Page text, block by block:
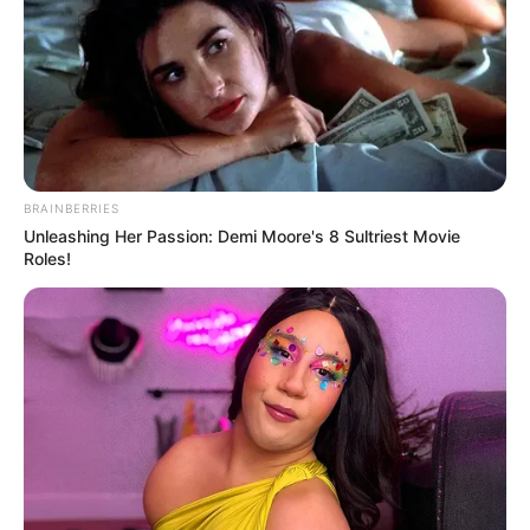
Κατανοούμε όλοι πως η επικοινωνία μέσα στη
μέρα σε μια σχέση εξ’ αποστάσεως είναι πολύ
σημαντική. Αυτό όμως δεν σημαίνει ότι
πρέπει κανείς να φτάσει στο σημείο να
προγραμματίζει μηχανικά την επικοινωνία με
το σύντροφό του που βρίσκεται μακριά, για
να νιώθει πως λειτουργεί σωστά η σχέση τους.
είναι προαιρετική και κυρίως αυθόρμητη. Να
γίνεται δηλαδή όταν πραγματικά ο ένας θέλει
να μιλήσει με τον άλλον και να πηγάζει
καθαρά από αυτή την ανάγκη. Σε διαφορετική
περίπτωση, υπάρχει ο κίνδυνος να νιώσει
πίεση κάποιος μέσα στη σχέση αυτή, και κάτι
τέτοιο μόνο προβλήματα θα επιφέρει.
BRAINBERRIES
Unleashing Her Passion: Demi Moore's 8 Sultriest Movie
Roles!